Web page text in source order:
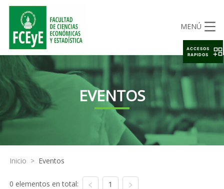
MENÚ
EVENTOS
Inicio > Eventos
0 elementos en total: 1
ACCESOS
RAPIDOS